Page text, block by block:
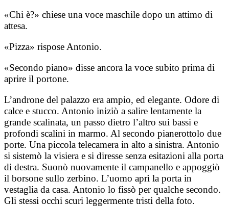
«Chi è?» chiese una voce maschile dopo un attimo di
attesa.
«Pizza» rispose Antonio.
«Secondo piano» disse ancora la voce subito prima di
aprire il portone.
L’androne del palazzo era ampio, ed elegante. Odore di
calce e stucco. Antonio iniziò a salire lentamente la
grande scalinata, un passo dietro l’altro sui bassi e
profondi scalini in marmo. Al secondo pianerottolo due
porte. Una piccola telecamera in alto a sinistra. Antonio
si sistemò la visiera e si diresse senza esitazioni alla porta
di destra. Suonò nuovamente il campanello e appoggiò
il borsone sullo zerbino. L’uomo aprì la porta in
vestaglia da casa. Antonio lo fissò per qualche secondo.
Gli stessi occhi scuri leggermente tristi della foto.